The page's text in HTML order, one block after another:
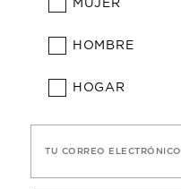
MUJER
HOMBRE
HOGAR
TU CORREO ELECTRÓNICO